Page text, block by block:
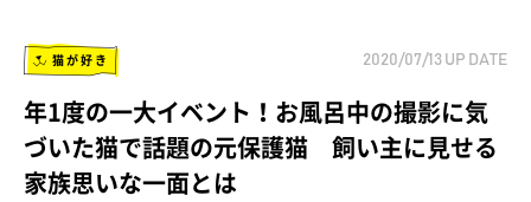
猫が好き 2020/07/13 UP DATE
年1度の一大イベント！お風呂中の撮影に気
づいた猫で話題の元保護猫 飼い主に見せる
家族思いな一面とは